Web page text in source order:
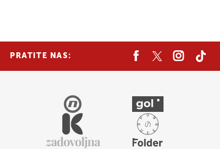
PRATITE NAS: